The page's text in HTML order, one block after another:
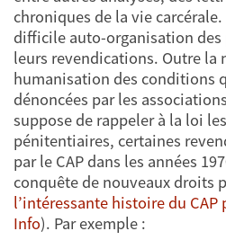
chroniques de la vie
difficile auto-organisation
leurs revendications. Outre la
humanisation des conditions
dénoncées par les
suppose de rappeler à la loi
pénitentiaires, certaines
par le CAP dans les années
conquête de nouveaux droits
l’intéressante histoire du
Info). Par exemple :